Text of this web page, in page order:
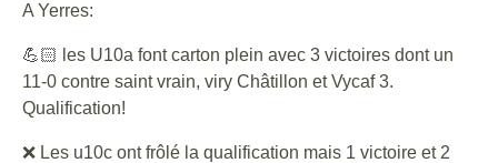
A Yerres:
💪🏻 les U10a font carton plein avec 3 victoires dont un
11-0 contre saint vrain, viry Châtillon et Vycaf 3.
Qualification!
❌ Les u10c ont frôlé la qualification mais 1 victoire et 2